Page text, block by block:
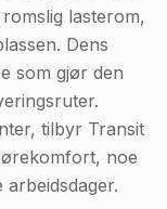
lasterom,
Dens
som gjør den
tilbyr Transit
noe